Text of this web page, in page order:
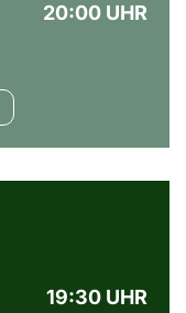
20:00 UHR
19:30 UHR